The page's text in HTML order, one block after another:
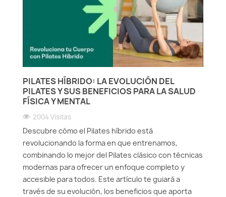
PILATES HÍBRIDO: LA EVOLUCIÓN DEL
PILATES Y SUS BENEFICIOS PARA LA SALUD
FÍSICA Y MENTAL
2004 Visitas
Descubre cómo el Pilates híbrido está
revolucionando la forma en que entrenamos,
combinando lo mejor del Pilates clásico con técnicas
modernas para ofrecer un enfoque completo y
accesible para todos. Este artículo te guiará a
través de su evolución, los beneficios que aporta